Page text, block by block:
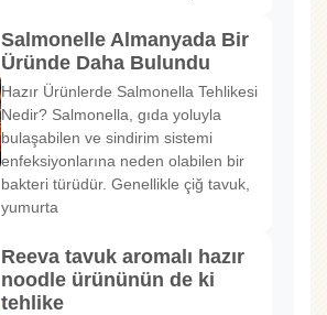
Salmonelle Almanyada Bir
Üründe Daha Bulundu
Hazır Ürünlerde Salmonella Tehlikesi
Nedir? Salmonella, gıda yoluyla
bulaşabilen ve sindirim sistemi
enfeksiyonlarına neden olabilen bir
bakteri türüdür. Genellikle çiğ tavuk,
yumurta
Reeva tavuk aromalı hazır
noodle ürününün de ki
tehlike